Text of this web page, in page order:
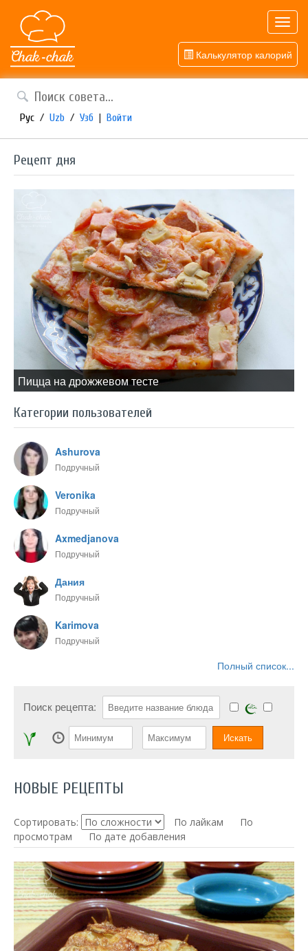
Калькулятор калорий
Рус / Uzb / Узб | Войти
Рецепт дня
Пицца на дрожжевом тесте
Категории пользователей
Ashurova
Подручный
Veronika
Подручный
Axmedjanova
Подручный
Дания
Подручный
Karimova
Подручный
Полный список...
Поиск рецепта:
НОВЫЕ РЕЦЕПТЫ
Сортировать: По лайкам
По
просмотрам
По дате добавления